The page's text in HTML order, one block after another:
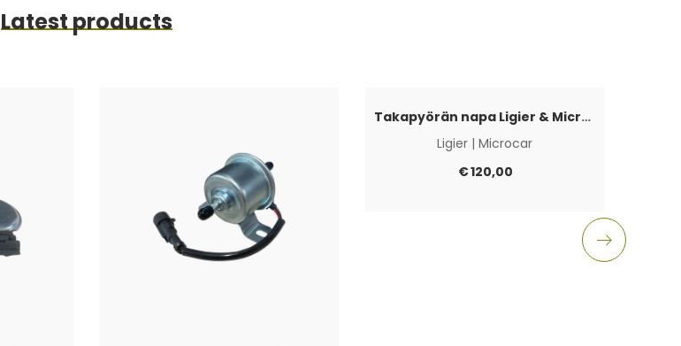
Latest products
Takapyörän napa Ligier & Microcar 4×100
Ligier | Microcar
€120,00